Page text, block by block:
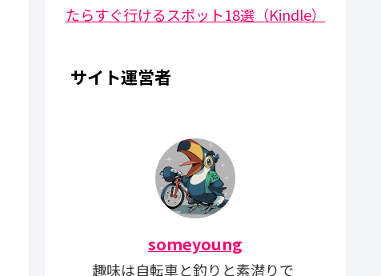
たらすぐ行けるスポット18選（Kindle）
サイト運営者
someyoung
趣味は自転車と釣りと素潜りで